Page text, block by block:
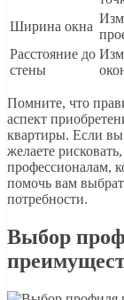
Ширина окна
Расстояние до
стены
Помните, что
аспект
квартиры. Если вы
желаете
профессионалам,
помочь вам
потребности.
Выбор